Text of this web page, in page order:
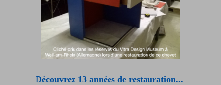
Découvrez 13 années de restauration...